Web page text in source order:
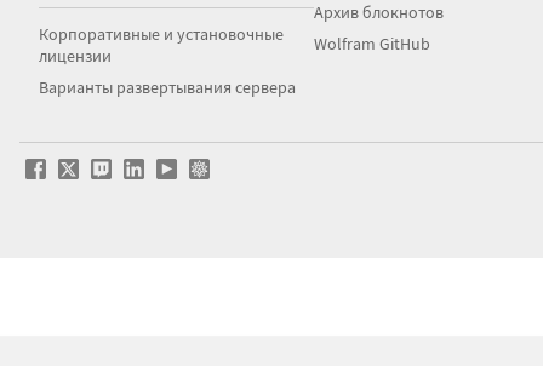
Корпоративные и установочные
лицензии
Варианты развертывания сервера
Архив блокнотов
Wolfram GitHub